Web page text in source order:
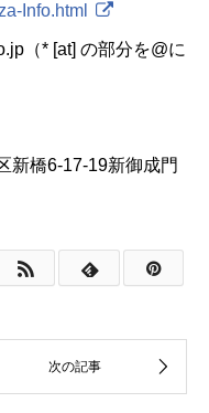
Info.html
（* [at] の部分を@に
橋6-17-19新御成門